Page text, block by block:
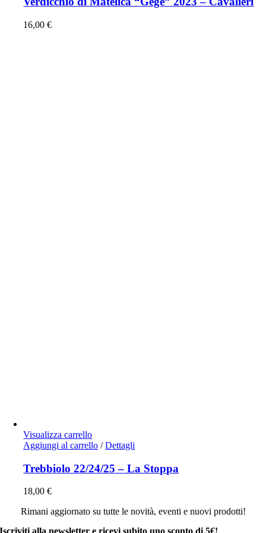
16,00€
Visualizza carrello
Aggiungi al carrello / Dettagli
Trebbiolo 22/24/25 – La Stoppa
18,00€
Rimani aggiornato su tutte le novità, eventi e nuovi prodotti!